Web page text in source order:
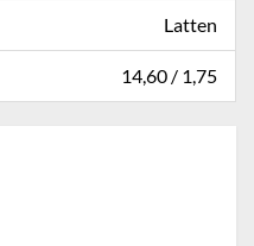
Latten
14,60 / 1,75